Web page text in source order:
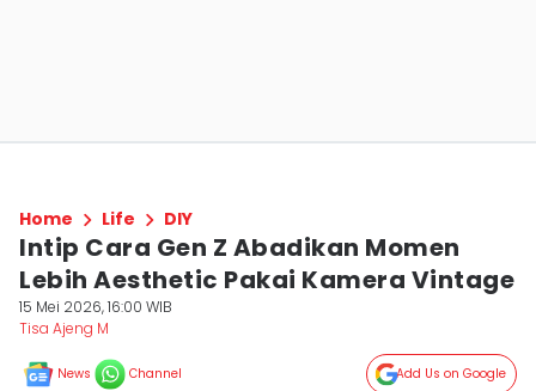
Home Life DIY
Intip Cara Gen Z Abadikan Momen
Lebih Aesthetic Pakai Kamera Vintage
15 Mei 2026, 16:00 WIB
Tisa Ajeng M
News Channel Add Us on Google